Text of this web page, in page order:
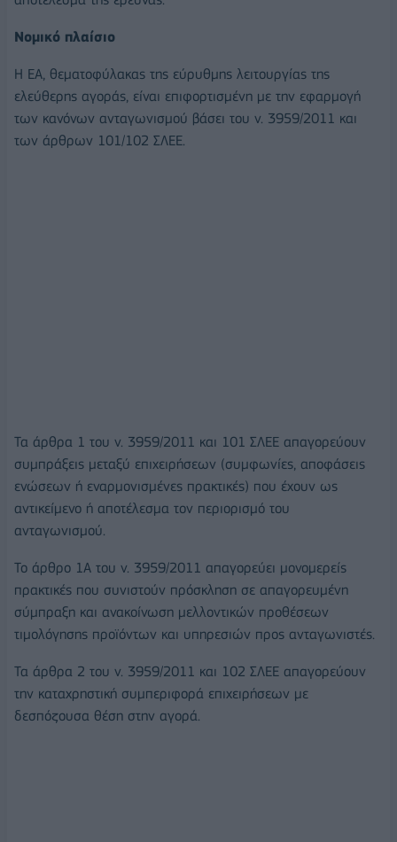
Νομικό πλαίσιο
Η ΕΑ, θεματοφύλακας της εύρυθμης λειτουργίας της
ελεύθερης αγοράς, είναι επιφορτισμένη με την εφαρμογή
των κανόνων ανταγωνισμού βάσει του ν. 3959/2011 και
των άρθρων 101/102 ΣΛΕΕ.
Τα άρθρα 1 του ν. 3959/2011 και 101 ΣΛΕΕ απαγορεύουν
συμπράξεις μεταξύ επιχειρήσεων (συμφωνίες, αποφάσεις
ενώσεων ή εναρμονισμένες πρακτικές) που έχουν ως
αντικείμενο ή αποτέλεσμα τον περιορισμό του
ανταγωνισμού.
Το άρθρο 1Α του ν. 3959/2011 απαγορεύει μονομερείς
πρακτικές που συνιστούν πρόσκληση σε απαγορευμένη
σύμπραξη και ανακοίνωση μελλοντικών προθέσεων
τιμολόγησης προϊόντων και υπηρεσιών προς ανταγωνιστές.
Τα άρθρα 2 του ν. 3959/2011 και 102 ΣΛΕΕ απαγορεύουν
την καταχρηστική συμπεριφορά επιχειρήσεων με
δεσπόζουσα θέση στην αγορά.